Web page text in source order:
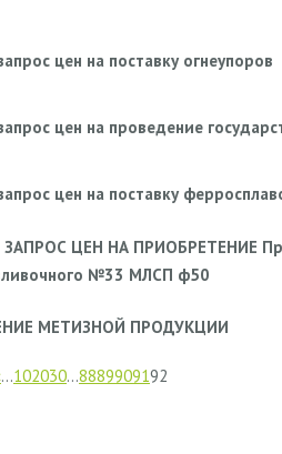
цен на поставку огнеупоров
цен на проведение
цен на поставку
ЦЕН НА ПРИОБРЕТЕНИЕ
№33 МЛСП ф50
МЕТИЗНОЙ ПРОДУКЦИИ
...102030...8889909192